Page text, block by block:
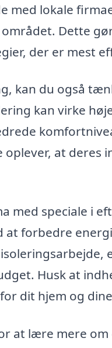
med lokale
Dette
der er mest
kan du også
kan virke
at deres
med speciale i
forbedre
Husk at
dit hjem og
at lære mere